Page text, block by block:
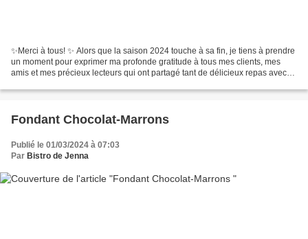
✨️Merci à tous! ✨️ Alors que la saison 2024 touche à sa fin, je tiens à prendre
un moment pour exprimer ma profonde gratitude à tous mes clients, mes
amis et mes précieux lecteurs qui ont partagé tant de délicieux repas avec
Fondant Chocolat-Marrons
Publié le 01/03/2024 à 07:03
Par Bistro de Jenna